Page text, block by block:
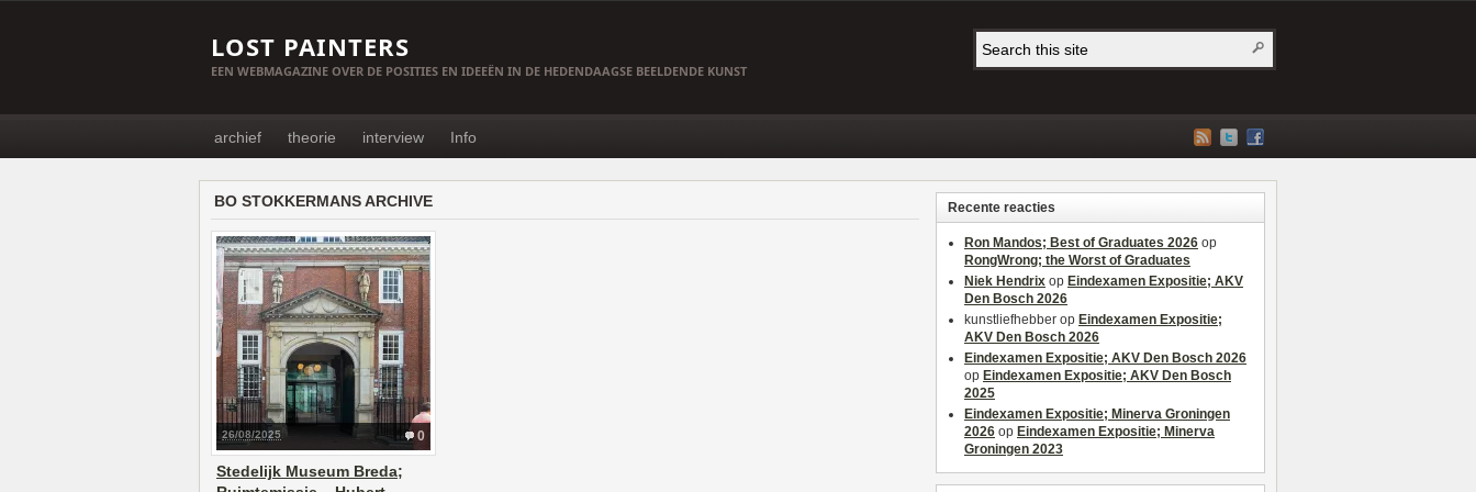
LOST PAINTERS
EEN WEBMAGAZINE OVER DE POSITIES EN IDEEËN IN DE HEDENDAAGSE BEELDENDE KUNST
archief theorie interview Info
BO STOKKERMANS ARCHIVE
0
26/08/2025
Stedelijk Museum Breda;
Recente reacties
Ron Mandos; Best of Graduates 2026 op
RongWrong; the Worst of Graduates
Niek Hendrix op Eindexamen Expositie; AKV
Den Bosch 2026
kunstliefhebber op Eindexamen Expositie;
AKV Den Bosch 2026
Eindexamen Expositie; AKV Den Bosch 2026
op Eindexamen Expositie; AKV Den Bosch
2025
Eindexamen Expositie; Minerva Groningen
2026 op Eindexamen Expositie; Minerva
Groningen 2023